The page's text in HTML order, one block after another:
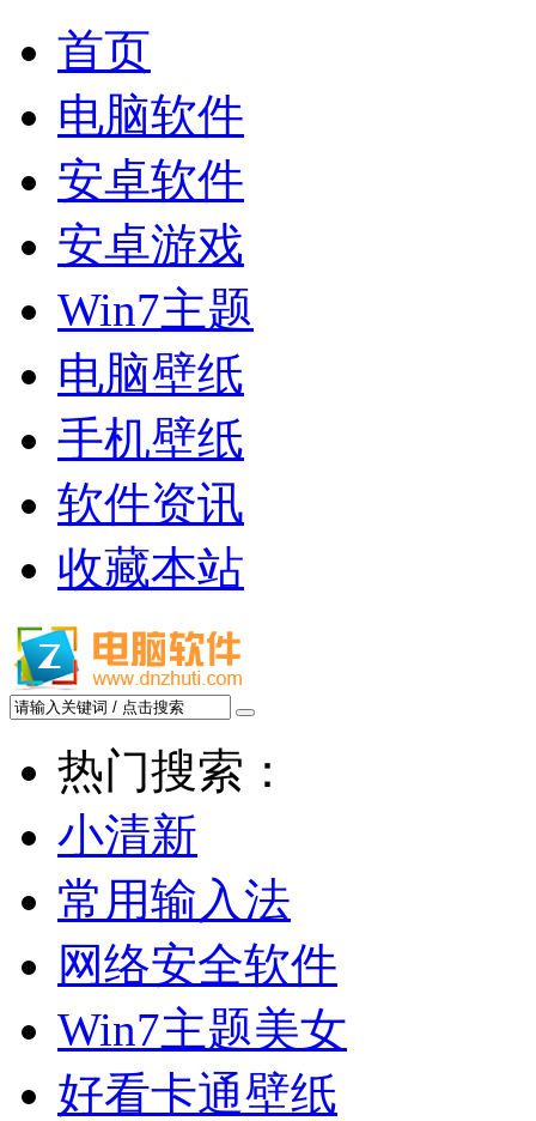
首页
电脑软件
安卓软件
安卓游戏
Win7主题
电脑壁纸
手机壁纸
软件资讯
收藏本站
热门搜索：
小清新
常用输入法
网络安全软件
Win7主题美女
好看卡通壁纸